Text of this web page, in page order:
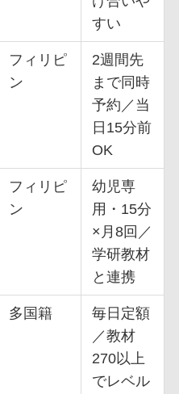
すい
フィリピ
ン
2週間先
まで同時
予約／当
日15分前
OK
フィリピ
ン
幼児専
用・15分
×月8回／
学研教材
と連携
多国籍
毎日定額
／教材
270以上
でレベル